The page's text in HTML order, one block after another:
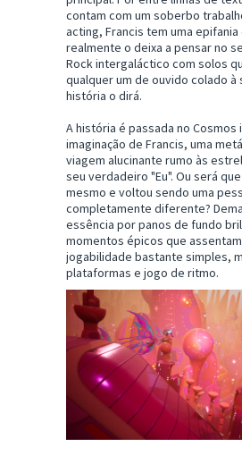
contam com um soberbo
acting, Francis tem uma
realmente o deixa a pensar no
Rock intergaláctico com solos
qualquer um de ouvido colado à
história o dirá.
A história é passada no
imaginação de Francis, uma
viagem alucinante rumo às
seu verdadeiro "Eu". Ou será
mesmo e voltou sendo uma
completamente diferente?
essência por panos de fundo
momentos épicos que
jogabilidade bastante simples,
plataformas e jogo de ritmo.